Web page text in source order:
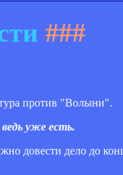
###
против "Волыни".
уже есть.
довести дело до